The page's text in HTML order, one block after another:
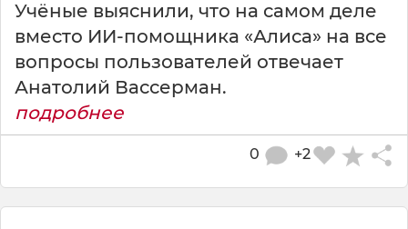
Учёные выяснили, что на самом деле
вместо ИИ-помощника «Алиса» на все
вопросы пользователей отвечает
Анатолий Вассерман.
подробнее
+2
0